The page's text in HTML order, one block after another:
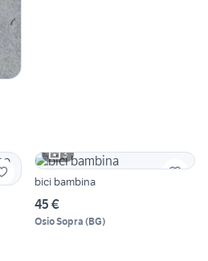
3
bici bambina
45 €
Osio Sopra (BG)